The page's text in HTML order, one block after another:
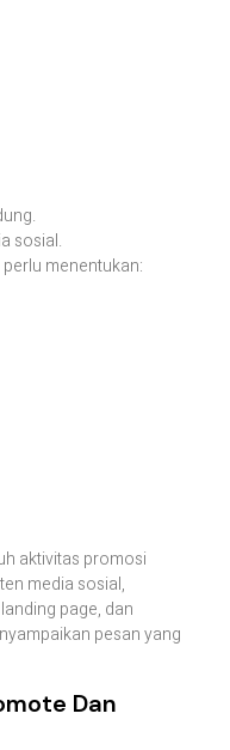
sosial.
menentukan:
aktivitas promosi
media sosial,
page, dan
pesan yang
Dan